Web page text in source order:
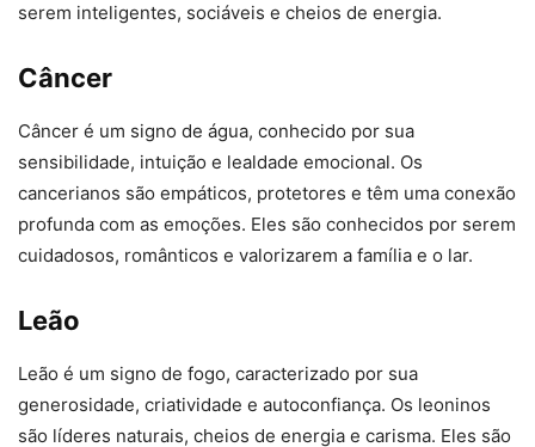
serem inteligentes, sociáveis e cheios de energia.
Câncer
Câncer é um signo de água, conhecido por sua
sensibilidade, intuição e lealdade emocional. Os
cancerianos são empáticos, protetores e têm uma conexão
profunda com as emoções. Eles são conhecidos por serem
cuidadosos, românticos e valorizarem a família e o lar.
Leão
Leão é um signo de fogo, caracterizado por sua
generosidade, criatividade e autoconfiança. Os leoninos
são líderes naturais, cheios de energia e carisma. Eles são